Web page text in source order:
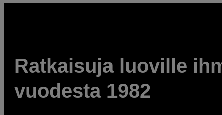
Ratkaisuja luoville
vuodesta 1982